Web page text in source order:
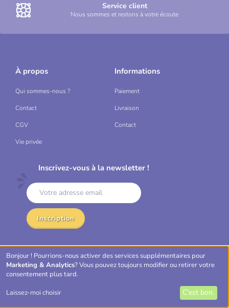
Service client
Nous sommes et restons à votre écoute
À propos
Qui sommes-nous ?
Contact
CGV
Vie privée
Informations
Paiement
Livraison
Contact
Inscrivez-vous à la newsletter !
Inscription
VISA
Mastercard
Bancontact
Bonjour ! Pourrions-nous activer des services supplémentaires pour
Marketing & Analytics? Vous pouvez toujours modifier ou retirer votre
consentement plus tard.
Laissez-moi choisir C'est bon.